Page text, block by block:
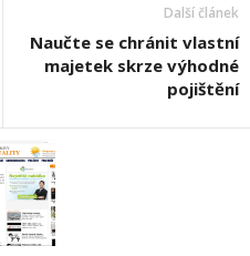
Další článek
Naučte se chránit vlastní
majetek skrze výhodné
pojištění